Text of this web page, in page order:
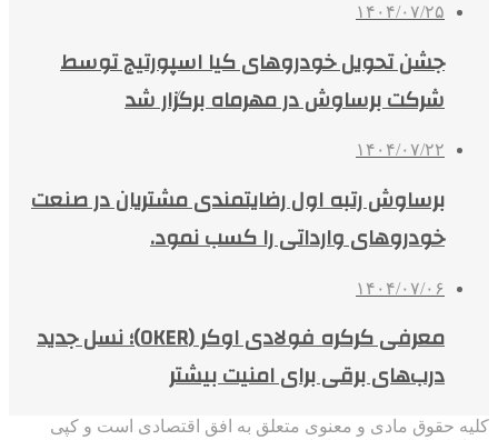
۱۴۰۴/۰۷/۲۵
جشن تحویل خودروهای کیا اسپورتیج توسط
شرکت برساوش در مهرماه برگزار شد
۱۴۰۴/۰۷/۲۲
برساوش رتبه اول رضایتمندی مشتریان در صنعت
خودروهای وارداتی را کسب نمود.
۱۴۰۴/۰۷/۰۶
معرفی کرکره فولادی اوکر (OKER)؛ نسل جدید
درب‌های برقی برای امنیت بیشتر
کلیه حقوق مادی و معنوی متعلق به افق اقتصادی است و کپی